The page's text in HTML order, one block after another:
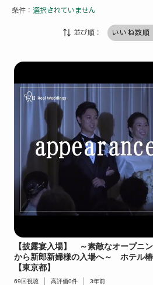
条件： 選択されていません
並び順： いいね数順
【披露宴入場】 ～素敵なオープニ
から新郎新婦様の入場へ～ ホテル
【東京都】
69 回視聴 高評価0件 3年前